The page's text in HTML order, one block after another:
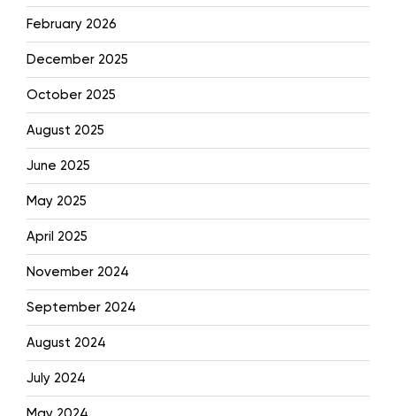
February 2026
December 2025
October 2025
August 2025
June 2025
May 2025
April 2025
November 2024
September 2024
August 2024
July 2024